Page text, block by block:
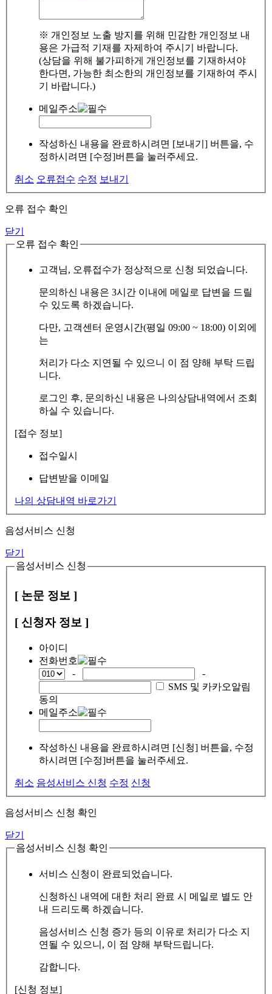
※ 개인정보 노출 방지를 위해 민감한 개인정보 내
용은 가급적 기재를 자제하여 주시기 바랍니다.
(상담을 위해 불가피하게 개인정보를 기재하셔야
한다면, 가능한 최소한의 개인정보를 기재하여 주시
기 바랍니다.)
메일주소
작성하신 내용을 완료하시려면 [보내기] 버튼을, 수
정하시려면 [수정]버튼을 눌러주세요.
취소 오류접수 수정 보내기
오류 접수 확인
닫기
오류 접수 확인
고객님, 오류접수가 정상적으로 신청 되었습니다.
문의하신 내용은 3시간 이내에 메일로 답변을 드릴
수 있도록 하겠습니다.
다만, 고객센터 운영시간(평일 09:00 ~ 18:00) 이외에
는
처리가 다소 지연될 수 있으니 이 점 양해 부탁 드립
니다.
로그인 후, 문의하신 내용은 나의상담내역에서 조회
하실 수 있습니다.
[접수 정보]
접수일시
답변받을 이메일
나의 상담내역 바로가기
음성서비스 신청
닫기
음성서비스 신청
[ 논문 정보 ]
[ 신청자 정보 ]
아이디
전화번호
-
-
SMS 및 카카오알림
동의
메일주소
작성하신 내용을 완료하시려면 [신청] 버튼을, 수정
하시려면 [수정]버튼을 눌러주세요.
취소 음성서비스 신청 수정 신청
음성서비스 신청 확인
닫기
음성서비스 신청 확인
서비스 신청이 완료되었습니다.
신청하신 내역에 대한 처리 완료 시 메일로 별도 안
내 드리도록 하겠습니다.
음성서비스 신청 증가 등의 이유로 처리가 다소 지
연될 수 있으니, 이 점 양해 부탁드립니다.
감합니다.
[신청 정보]